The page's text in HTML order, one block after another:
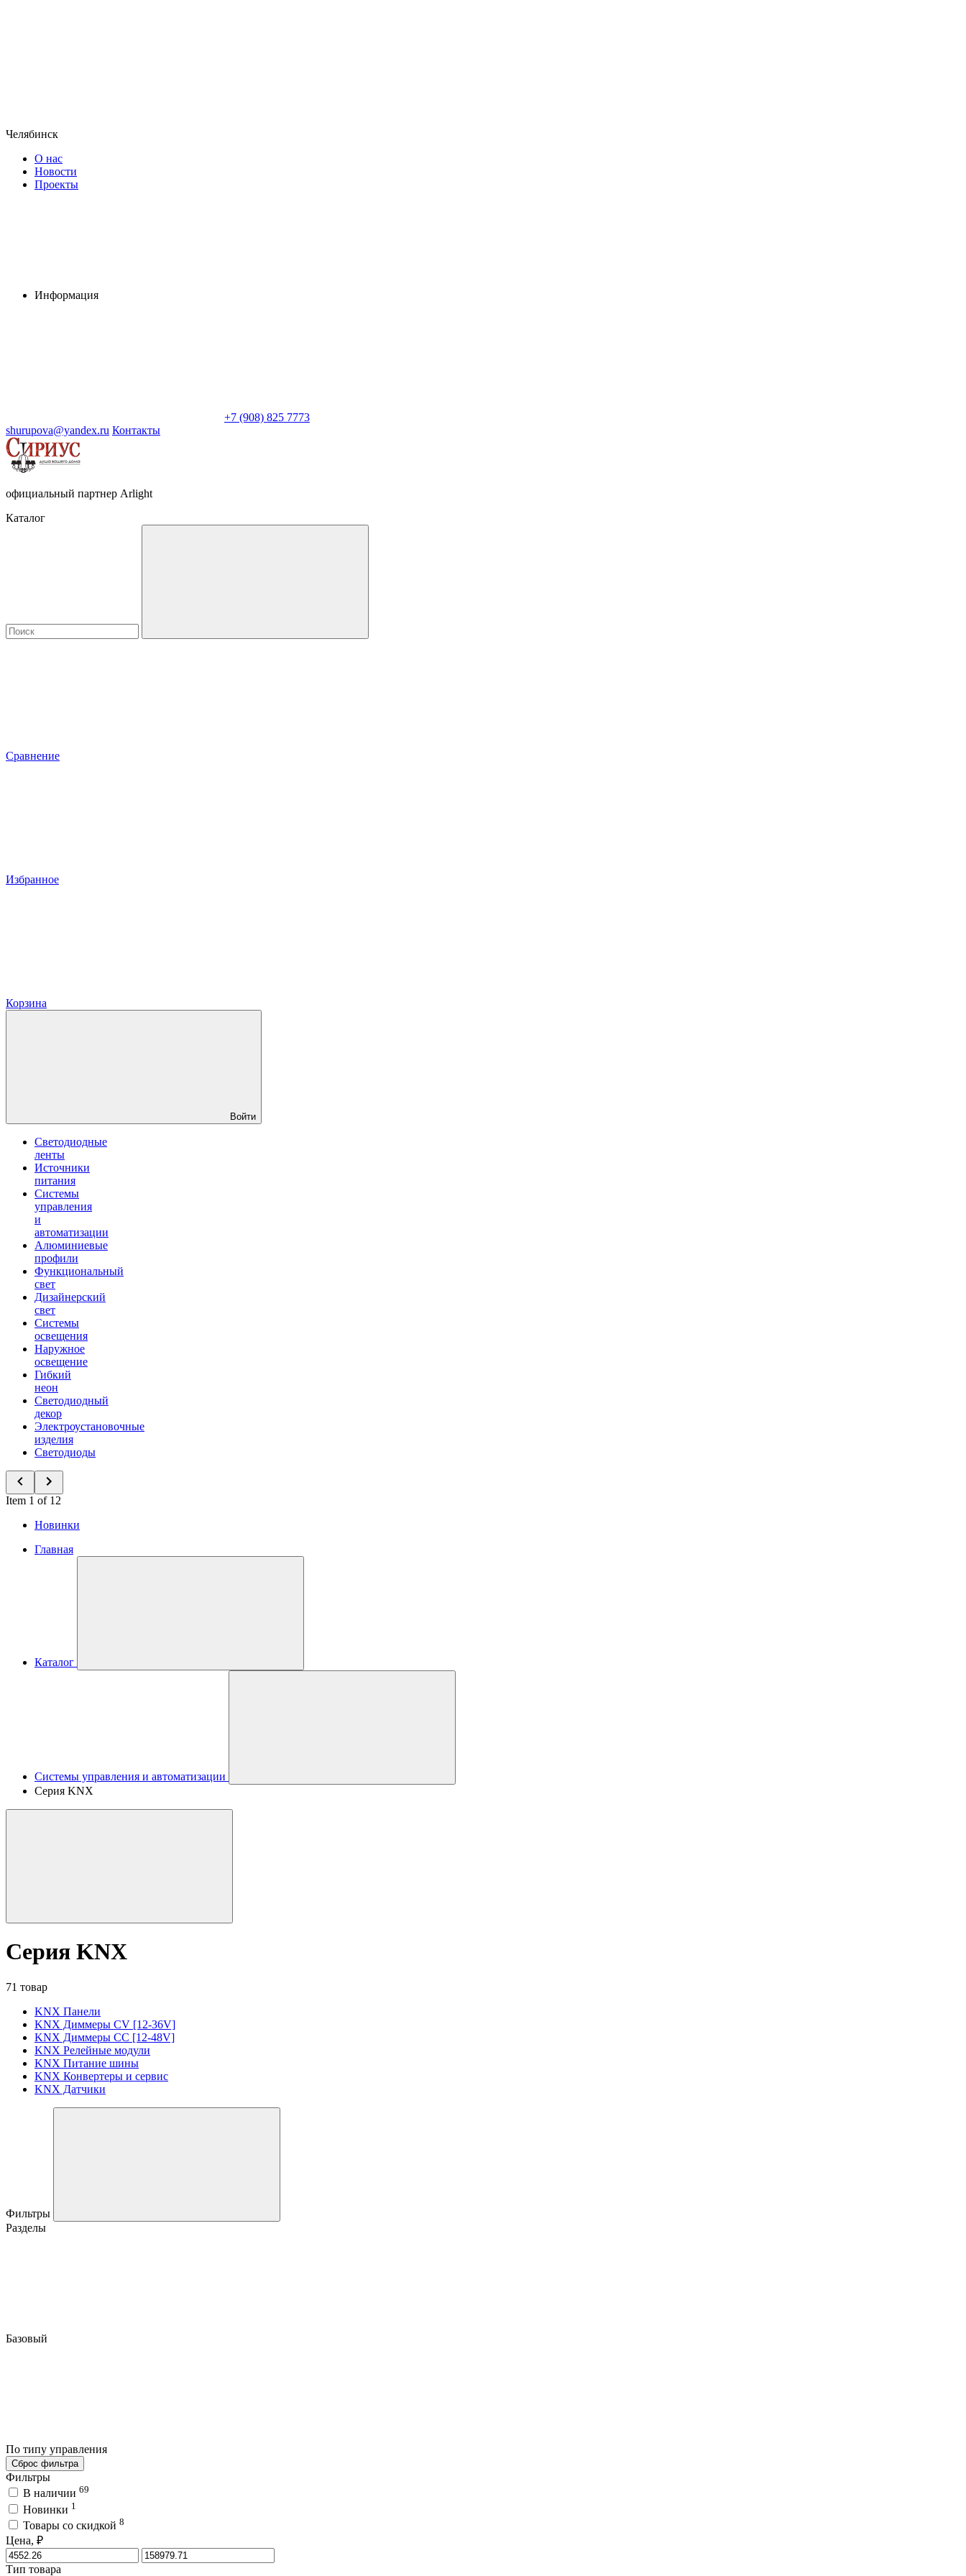
Челябинск
О нас
Новости
Проекты
Информация
+7 (908) 825 7773
shurupova@yandex.ru Контакты
официальный партнер Arlight
Каталог
Сравнение
Избранное
Корзина
Войти
Светодиодные
ленты
Источники
питания
Системы
управления
и
автоматизации
Алюминиевые
профили
Функциональный
свет
Дизайнерский
свет
Системы
освещения
Наружное
освещение
Гибкий
неон
Светодиодный
декор
Электроустановочные
изделия
Светодиоды
Item 1 of 12
Новинки
Главная
Каталог
Системы управления и автоматизации
Серия KNX
Серия KNX
71 товар
KNX Панели
KNX Диммеры CV [12-36V]
KNX Диммеры CC [12-48V]
KNX Релейные модули
KNX Питание шины
KNX Конвертеры и сервис
KNX Датчики
Фильтры
Разделы
Базовый
По типу управления
Сброс фильтра
Фильтры
В наличии 69
Новинки 1
Товары со скидкой 8
Цена, ₽
Тип товара